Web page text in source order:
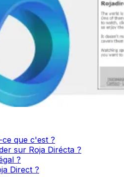
que c'est ?
sur Roja Dirécta ?
?
Direct ?